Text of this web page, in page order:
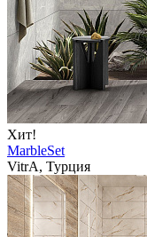
Хит!
MarbleSet
VitrA, Турция